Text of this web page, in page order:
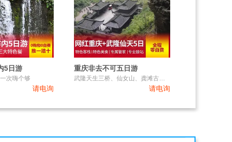
5日游
次嗨个够
请电询
重庆非去不可五日游
武隆天生三桥、仙女山、龚滩古镇、乌江画廊 渣滓洞、磁器口、网红李子坝轻轨穿楼、洪崖洞
请电询